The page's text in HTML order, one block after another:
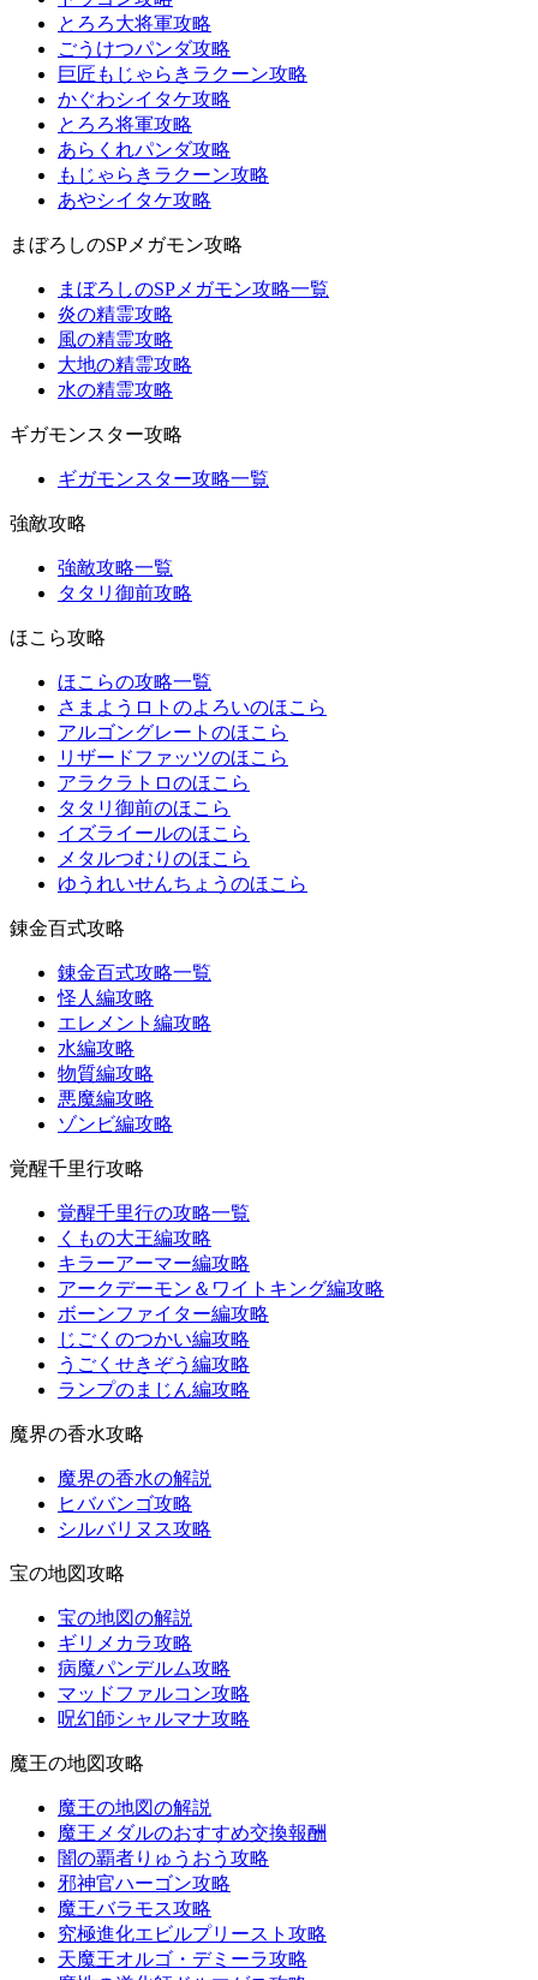
とろろ大将軍攻略
ごうけつパンダ攻略
巨匠もじゃらきラクーン攻略
かぐわシイタケ攻略
とろろ将軍攻略
あらくれパンダ攻略
もじゃらきラクーン攻略
あやシイタケ攻略
まぼろしのSPメガモン攻略
まぼろしのSPメガモン攻略一覧
炎の精霊攻略
風の精霊攻略
大地の精霊攻略
水の精霊攻略
ギガモンスター攻略
ギガモンスター攻略一覧
強敵攻略
強敵攻略一覧
タタリ御前攻略
ほこら攻略
ほこらの攻略一覧
さまようロトのよろいのほこら
アルゴングレートのほこら
リザードファッツのほこら
アラクラトロのほこら
タタリ御前のほこら
イズライールのほこら
メタルつむりのほこら
ゆうれいせんちょうのほこら
錬金百式攻略
錬金百式攻略一覧
怪人編攻略
エレメント編攻略
水編攻略
物質編攻略
悪魔編攻略
ゾンビ編攻略
覚醒千里行攻略
覚醒千里行の攻略一覧
くもの大王編攻略
キラーアーマー編攻略
アークデーモン＆ワイトキング編攻略
ボーンファイター編攻略
じごくのつかい編攻略
うごくせきぞう編攻略
ランプのまじん編攻略
魔界の香水攻略
魔界の香水の解説
ヒババンゴ攻略
シルバリヌス攻略
宝の地図攻略
宝の地図の解説
ギリメカラ攻略
病魔パンデルム攻略
マッドファルコン攻略
呪幻師シャルマナ攻略
魔王の地図攻略
魔王の地図の解説
魔王メダルのおすすめ交換報酬
闇の覇者りゅうおう攻略
邪神官ハーゴン攻略
魔王バラモス攻略
究極進化エビルプリースト攻略
天魔王オルゴ・デミーラ攻略